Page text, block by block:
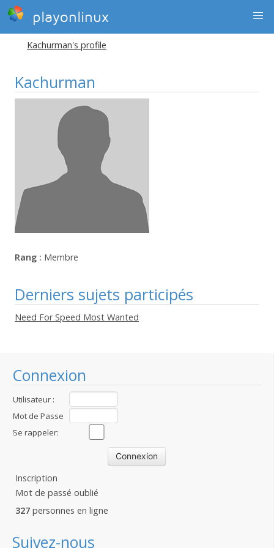
playonlinux
Connexion
Utilisateur :
Mot de Passe
:Se rappeler:
Inscription
Mot de passé oublié
327 personnes en ligne
Suivez-nous
Kachurman's profile
Kachurman
Rang : Membre
Derniers sujets participés
Need For Speed Most Wanted